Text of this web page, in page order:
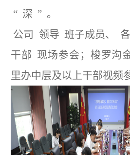
“ 深 ” 。
公司
领导 班子成员、
干部 现场参会；梭罗沟
里办中层及以上干部视频